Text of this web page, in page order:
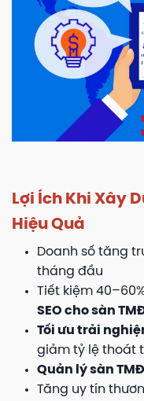
Lợi Ích Khi Xây
Hiệu Quả
Doanh số tăng
tháng đầu
Tiết kiệm
SEO cho sàn
Tối ưu trải
giảm tỷ lệ thoát
Quản lý sàn
Tăng uy tín